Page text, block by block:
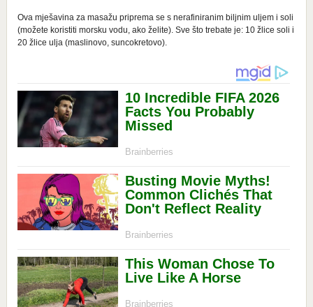
Ova mješavina za masažu priprema se s nerafiniranim biljnim uljem i soli
(možete koristiti morsku vodu, ako želite). Sve što trebate je: 10 žlice soli i
20 žlice ulja (maslinovo, suncokretovo).